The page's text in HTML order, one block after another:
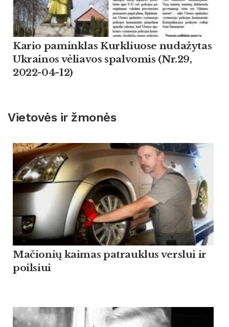
Kario paminklas Kurkliuose nudažytas
Ukrainos vėliavos spalvomis (Nr.29,
2022-04-12)
Vietovės ir žmonės
Mačionių kaimas patrauklus verslui ir
poilsiui